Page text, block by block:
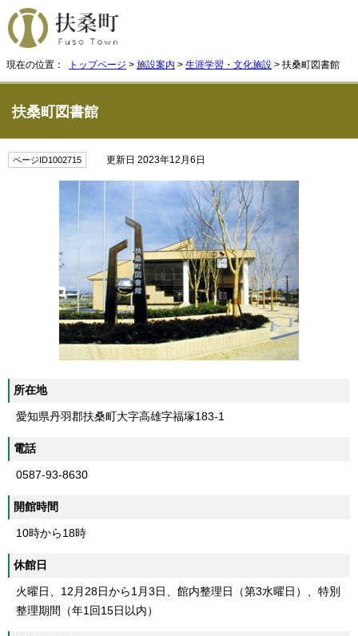
現在の位置： トップページ > 施設案内 > 生涯学習・文化施設 > 扶桑町図書館
扶桑町図書館
ページID1002715 更新日 2023年12月6日
所在地
愛知県丹羽郡扶桑町大字高雄字福塚183-1
電話
0587-93-8630
開館時間
10時から18時
休館日
火曜日、12月28日から1月3日、館内整理日（第3水曜日）、特別
整理期間（年1回15日以内）